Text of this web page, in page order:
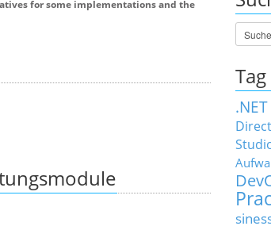
for some implementations and the
.NET